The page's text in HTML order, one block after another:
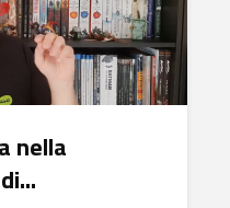
nella